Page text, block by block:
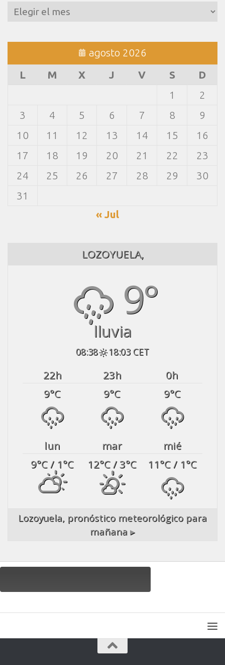
Archivos
agosto 2026
L
M X J V S
D
1
2
3
4 5 6 7 8
9
10
11 12 13 14 15
16
17
18 19 20 21 22
23
24
25 26 27 28 29
30
31
« Jul
LOZOYUELA,
9°
lluvia
08:38 18:03 CET
22h 23h 0h
9°C 9°C 9°C
lun mar
mié
9°C/ 1°C 12°C/ 3°C 11°C/ 1°C
Lozoyuela, pronóstico meteorológico para
mañana ▸